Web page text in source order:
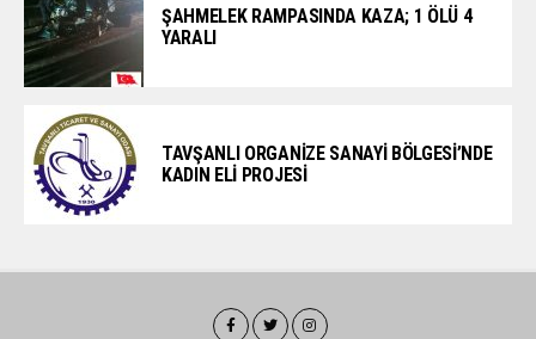
ŞAHMELEK RAMPASINDA KAZA; 1 ÖLÜ 4
YARALI
TAVŞANLI ORGANİZE SANAYİ BÖLGESİ’NDE
KADIN ELİ PROJESİ